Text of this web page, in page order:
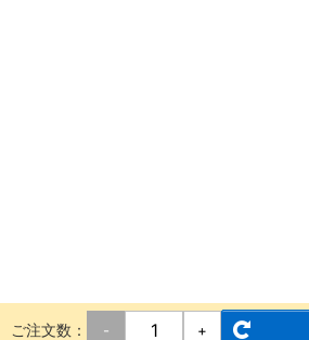
ご注文数： - +